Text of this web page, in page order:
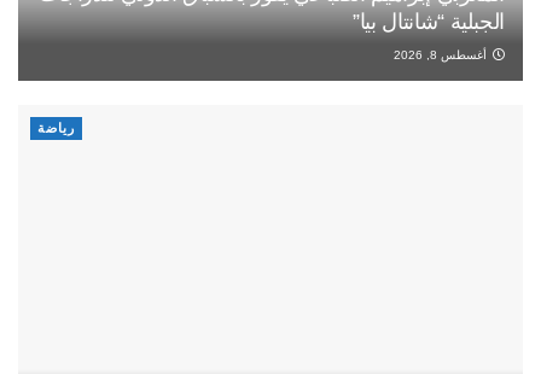
الجبلية “شانتال بيا”
أغسطس 8, 2026
رياضة